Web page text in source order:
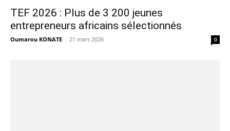
TEF 2026 : Plus de 3 200 jeunes
entrepreneurs africains sélectionnés
Oumarou KONATE - 21 mars 2026 0